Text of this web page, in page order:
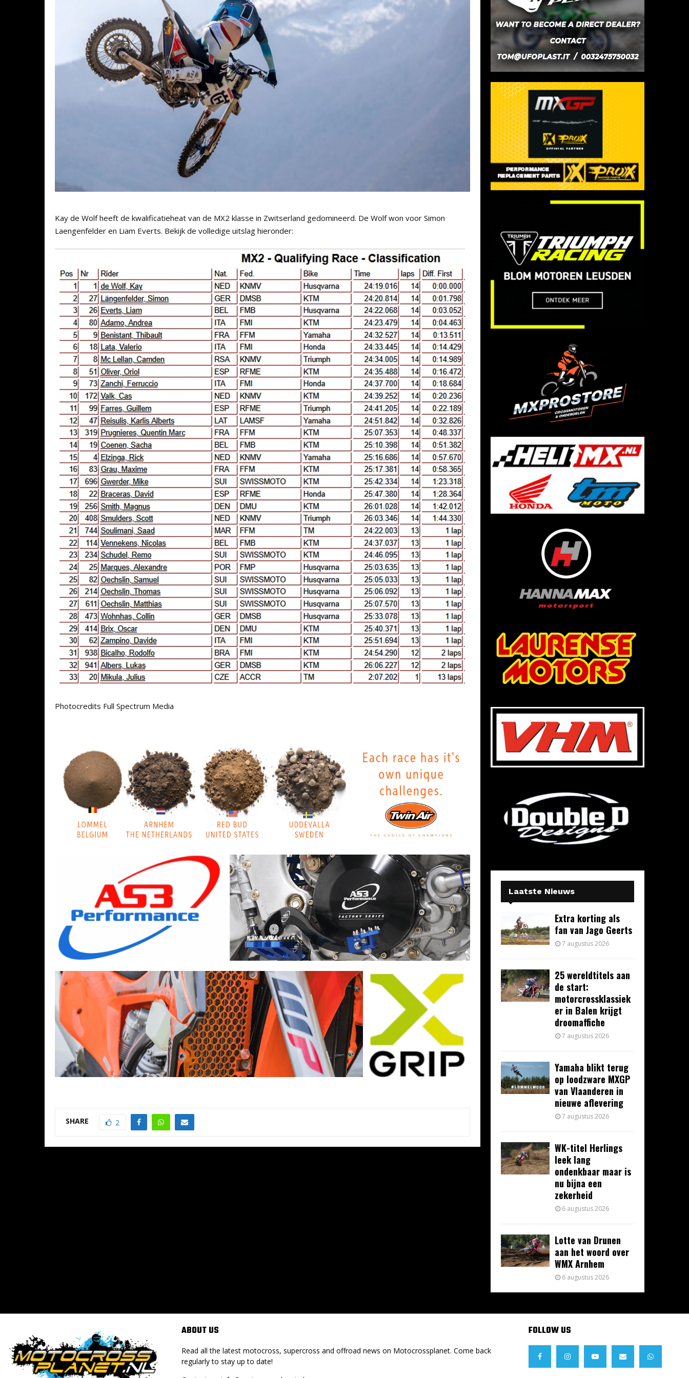
Kay de Wolf heeft de kwalificatieheat van de MX2 klasse in Zwitserland gedomineerd. De Wolf won voor Simon
Laengenfelder en Liam Everts. Bekijk de volledige uitslag hieronder:
Photocredits Full Spectrum Media
SHARE 2
Laatste Nieuws
Extra korting als
fan van Jago Geerts
7 augustus 2026
25 wereldtitels aan
de start:
motorcrossklassiek
er in Balen krijgt
droomaffiche
7 augustus 2026
Yamaha blikt terug
op loodzware MXGP
van Vlaanderen in
nieuwe aflevering
7 augustus 2026
WK-titel Herlings
leek lang
ondenkbaar maar is
nu bijna een
zekerheid
6 augustus 2026
Lotte van Drunen
aan het woord over
WMX Arnhem
6 augustus 2026
ABOUT US
Read all the latest motocross, supercross and offroad news on Motocrossplanet. Come back
regularly to stay up to date!
FOLLOW US